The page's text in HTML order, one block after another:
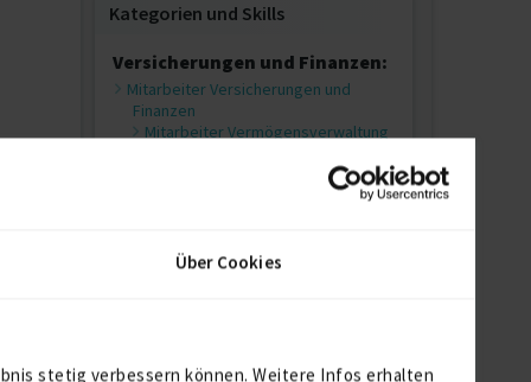
Über Cookies
stetig verbessern können. Weitere Infos erhalten
Kategorien und Skills
Versicherungen und Finanzen:
Mitarbeiter Versicherungen und
Finanzen
Mitarbeiter Vermögensverwaltung
Kommunikationstechnologie:
SAP-Berater
Qualitätsmanagement / Testing (IT)